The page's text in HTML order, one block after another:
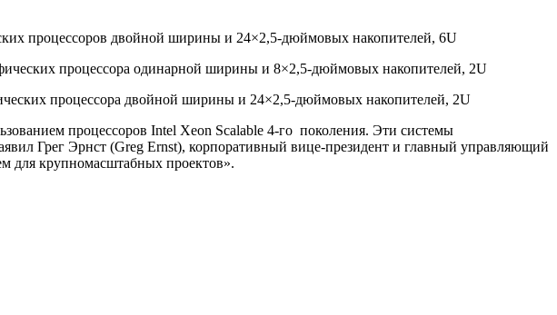
процессоров двойной ширины и 24×2,5-дюймовых накопителей, 6U
процессора одинарной ширины и 8×2,5-дюймовых накопителей, 2U
процессора двойной ширины и 24×2,5-дюймовых накопителей, 2U
процессоров Intel Xeon Scalable 4-го поколения. Эти системы
Грег Эрнст (Greg Ernst), корпоративный вице-президент и главный управляющий
для крупномасштабных проектов».